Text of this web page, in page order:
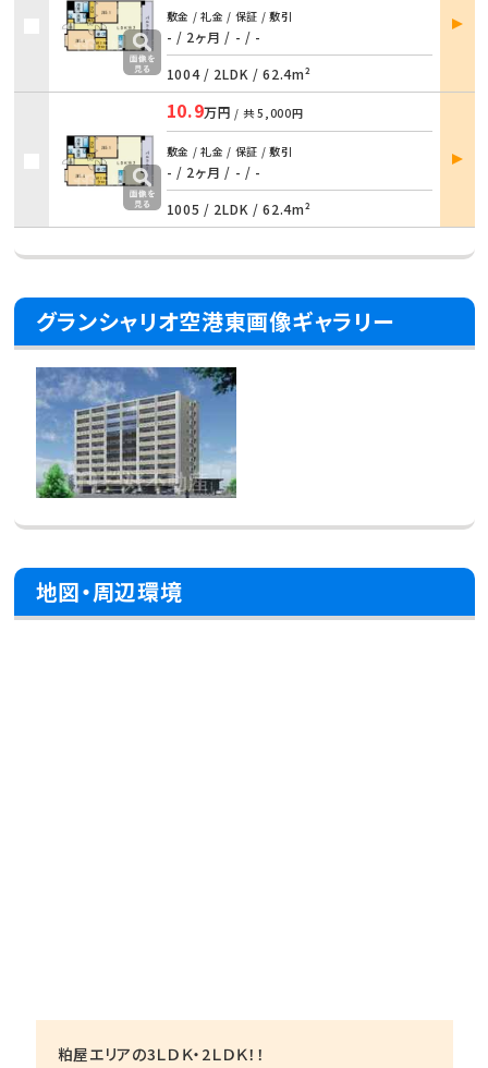
敷金 / 礼金 / 保証 / 敷引
- / 2ヶ月 / - / -
1004 / 2LDK /62.4m²
部屋
詳細
10.9万円 / 共5,000円
敷金 / 礼金 / 保証 / 敷引
- / 2ヶ月 / - / -
1005 / 2LDK /62.4m²
部屋
詳細
グランシャリオ空港東画像ギャラリー
地図・周辺環境
粕屋エリアの3ＬＤＫ・2ＬＤＫ！！